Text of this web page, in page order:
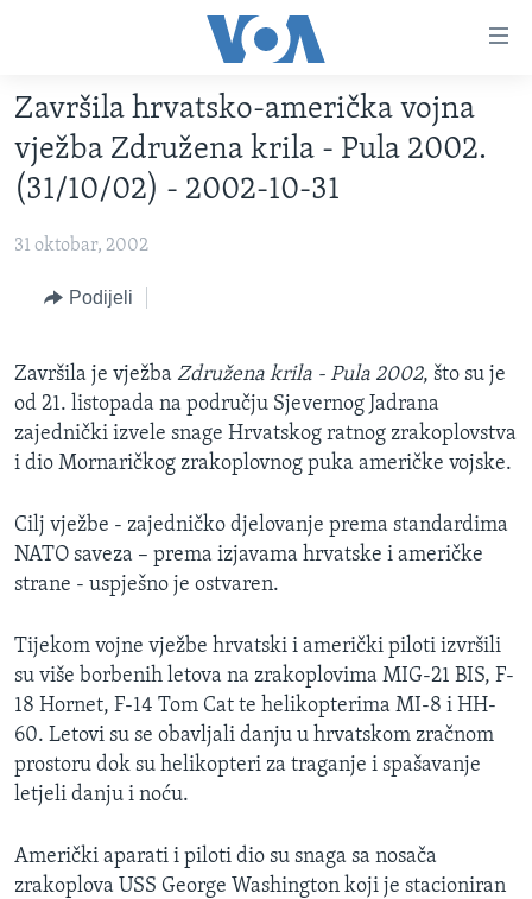
glavni
sadržaj
Pređi
na
glavnu
VIDEO
FOTOGRAFIJE DANA
VIJESTI
SJEDINJENE AMERIČKE DRŽAVE
SVIJET
NAUKA I TEHNOLOGIJA
KORUPCIJA
SLOBODA MEDIJA
ŽENSKA STRANA
IZBJEGLIČKA STRANA
MAGAZIN
O GLASU AMERIKE
Learning English
PRATITE NAS
Završila hrvatsko-američka vojna
vježba Združena krila - Pula 2002.
(31/10/02) - 2002-10-31
31 oktobar, 2002
Podijeli
Završila je vježba Združena krila - Pula 2002, što su je
od 21. listopada na području Sjevernog Jadrana
zajednički izvele snage Hrvatskog ratnog zrakoplovstva
i dio Mornaričkog zrakoplovnog puka američke vojske.
Cilj vježbe - zajedničko djelovanje prema standardima
NATO saveza – prema izjavama hrvatske i američke
strane - uspješno je ostvaren.
Tijekom vojne vježbe hrvatski i američki piloti izvršili
su više borbenih letova na zrakoplovima MIG-21 BIS, F-
18 Hornet, F-14 Tom Cat te helikopterima MI-8 i HH-
60. Letovi su se obavljali danju u hrvatskom zračnom
prostoru dok su helikopteri za traganje i spašavanje
letjeli danju i noću.
Američki aparati i piloti dio su snaga sa nosača
zrakoplova USS George Washington koji je stacioniran